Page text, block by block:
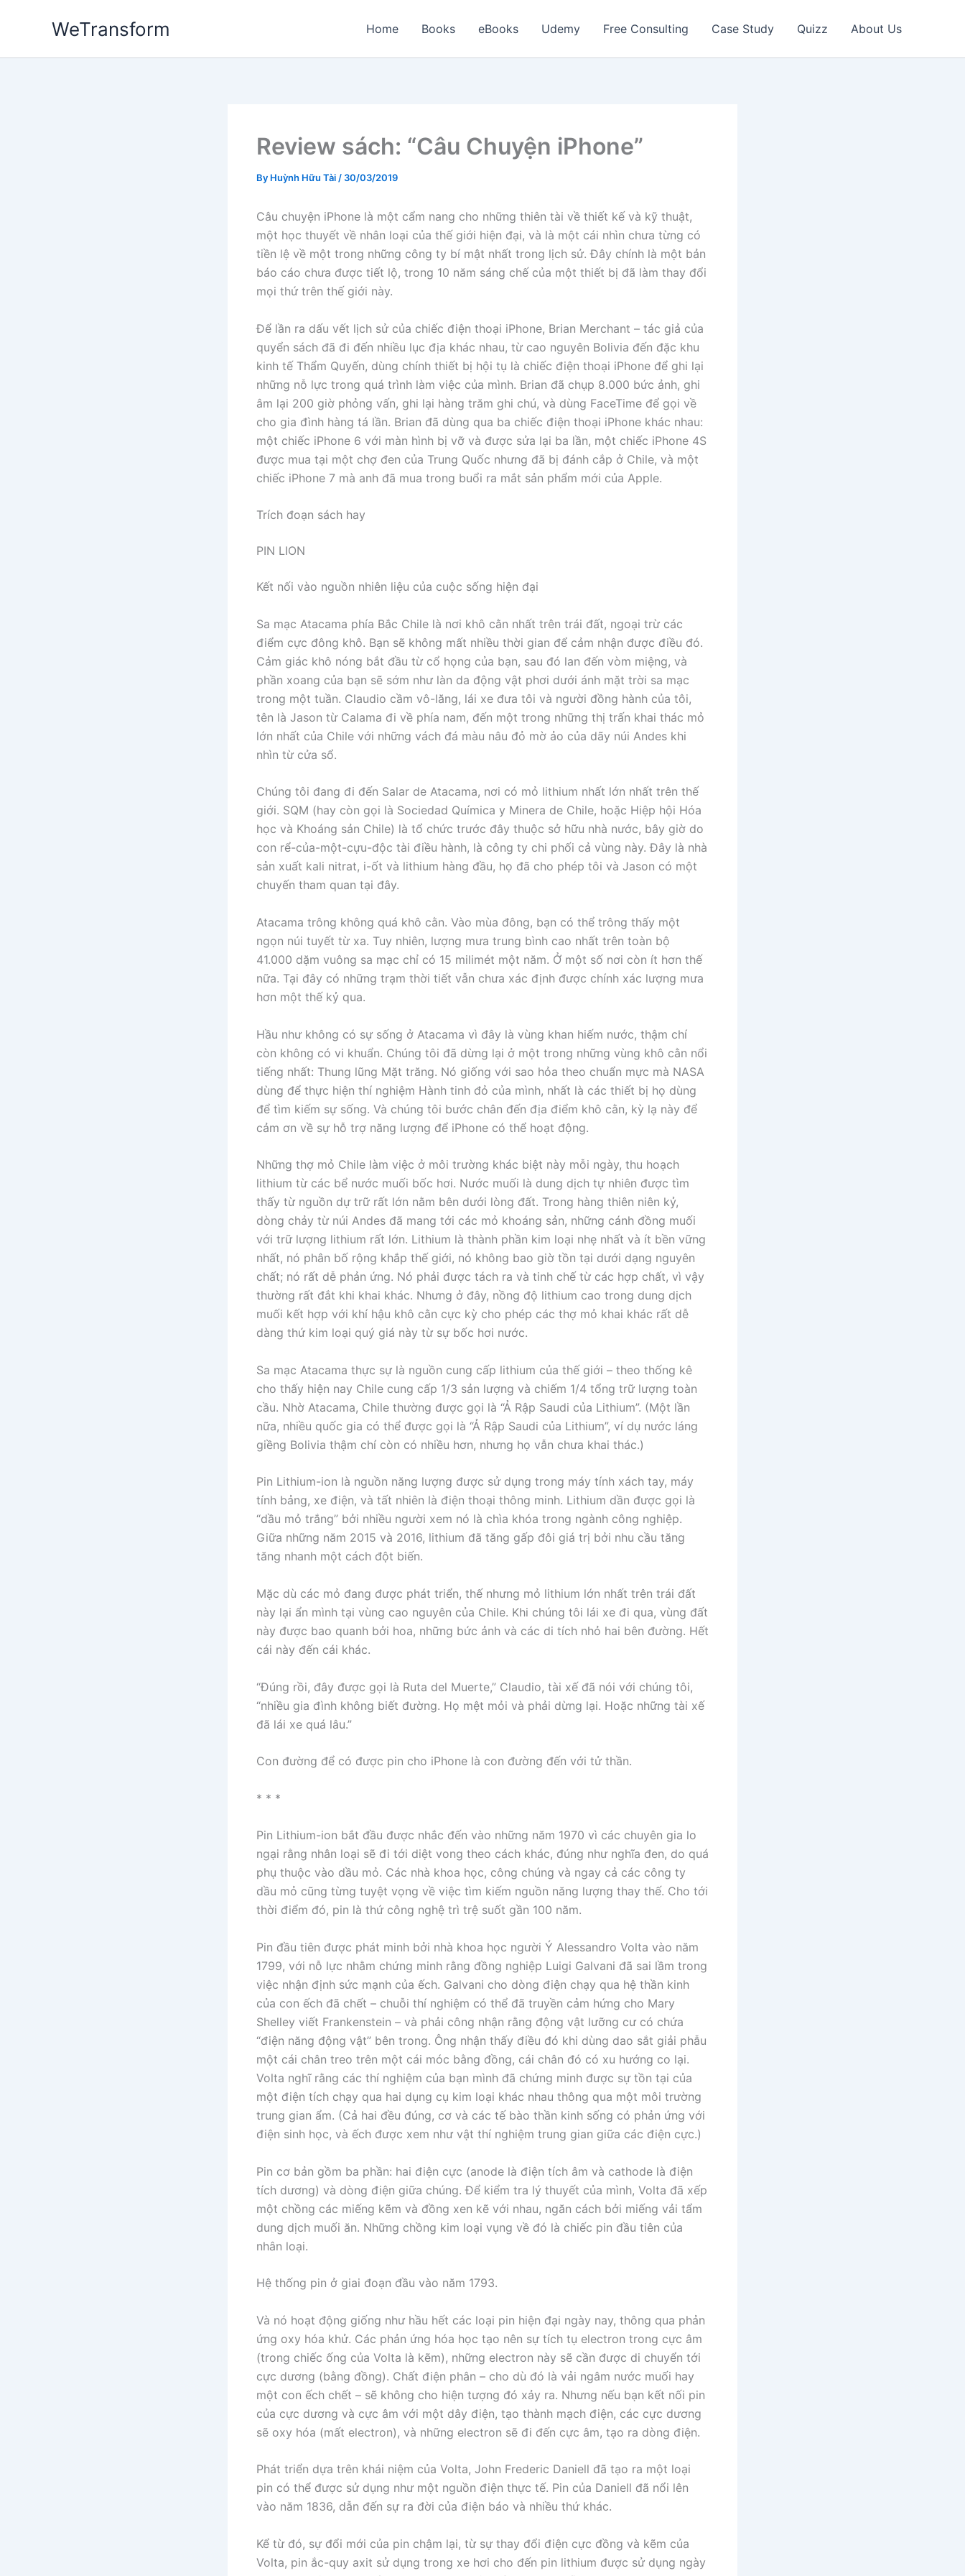
WeTransform Home Books eBooks Udemy Free Consulting Case Study Quizz About Us
Review sách: “Câu Chuyện iPhone”
By Huỳnh Hữu Tài / 30/03/2019
Câu chuyện iPhone là một cẩm nang cho những thiên tài về thiết kế và kỹ thuật,
một học thuyết về nhân loại của thế giới hiện đại, và là một cái nhìn chưa từng có
tiền lệ về một trong những công ty bí mật nhất trong lịch sử. Đây chính là một bản
báo cáo chưa được tiết lộ, trong 10 năm sáng chế của một thiết bị đã làm thay đổi
mọi thứ trên thế giới này.
Để lần ra dấu vết lịch sử của chiếc điện thoại iPhone, Brian Merchant – tác giả của
quyển sách đã đi đến nhiều lục địa khác nhau, từ cao nguyên Bolivia đến đặc khu
kinh tế Thẩm Quyến, dùng chính thiết bị hội tụ là chiếc điện thoại iPhone để ghi lại
những nỗ lực trong quá trình làm việc của mình. Brian đã chụp 8.000 bức ảnh, ghi
âm lại 200 giờ phỏng vấn, ghi lại hàng trăm ghi chú, và dùng FaceTime để gọi về
cho gia đình hàng tá lần. Brian đã dùng qua ba chiếc điện thoại iPhone khác nhau:
một chiếc iPhone 6 với màn hình bị vỡ và được sửa lại ba lần, một chiếc iPhone 4S
được mua tại một chợ đen của Trung Quốc nhưng đã bị đánh cắp ở Chile, và một
chiếc iPhone 7 mà anh đã mua trong buổi ra mắt sản phẩm mới của Apple.
Trích đoạn sách hay
PIN LION
Kết nối vào nguồn nhiên liệu của cuộc sống hiện đại
Sa mạc Atacama phía Bắc Chile là nơi khô cằn nhất trên trái đất, ngoại trừ các
điểm cực đông khô. Bạn sẽ không mất nhiều thời gian để cảm nhận được điều đó.
Cảm giác khô nóng bắt đầu từ cổ họng của bạn, sau đó lan đến vòm miệng, và
phần xoang của bạn sẽ sớm như làn da động vật phơi dưới ánh mặt trời sa mạc
trong một tuần. Claudio cầm vô-lăng, lái xe đưa tôi và người đồng hành của tôi,
tên là Jason từ Calama đi về phía nam, đến một trong những thị trấn khai thác mỏ
lớn nhất của Chile với những vách đá màu nâu đỏ mờ ảo của dãy núi Andes khi
nhìn từ cửa sổ.
Chúng tôi đang đi đến Salar de Atacama, nơi có mỏ lithium nhất lớn nhất trên thế
giới. SQM (hay còn gọi là Sociedad Química y Minera de Chile, hoặc Hiệp hội Hóa
học và Khoáng sản Chile) là tổ chức trước đây thuộc sở hữu nhà nước, bây giờ do
con rể-của-một-cựu-độc tài điều hành, là công ty chi phối cả vùng này. Đây là nhà
sản xuất kali nitrat, i-ốt và lithium hàng đầu, họ đã cho phép tôi và Jason có một
chuyến tham quan tại đây.
Atacama trông không quá khô cằn. Vào mùa đông, bạn có thể trông thấy một
ngọn núi tuyết từ xa. Tuy nhiên, lượng mưa trung bình cao nhất trên toàn bộ
41.000 dặm vuông sa mạc chỉ có 15 milimét một năm. Ở một số nơi còn ít hơn thế
nữa. Tại đây có những trạm thời tiết vẫn chưa xác định được chính xác lượng mưa
hơn một thế kỷ qua.
Hầu như không có sự sống ở Atacama vì đây là vùng khan hiếm nước, thậm chí
còn không có vi khuẩn. Chúng tôi đã dừng lại ở một trong những vùng khô cằn nổi
tiếng nhất: Thung lũng Mặt trăng. Nó giống với sao hỏa theo chuẩn mực mà NASA
dùng để thực hiện thí nghiệm Hành tinh đỏ của mình, nhất là các thiết bị họ dùng
để tìm kiếm sự sống. Và chúng tôi bước chân đến địa điểm khô cằn, kỳ lạ này để
cảm ơn về sự hỗ trợ năng lượng để iPhone có thể hoạt động.
Những thợ mỏ Chile làm việc ở môi trường khác biệt này mỗi ngày, thu hoạch
lithium từ các bể nước muối bốc hơi. Nước muối là dung dịch tự nhiên được tìm
thấy từ nguồn dự trữ rất lớn nằm bên dưới lòng đất. Trong hàng thiên niên kỷ,
dòng chảy từ núi Andes đã mang tới các mỏ khoáng sản, những cánh đồng muối
với trữ lượng lithium rất lớn. Lithium là thành phần kim loại nhẹ nhất và ít bền vững
nhất, nó phân bố rộng khắp thế giới, nó không bao giờ tồn tại dưới dạng nguyên
chất; nó rất dễ phản ứng. Nó phải được tách ra và tinh chế từ các hợp chất, vì vậy
thường rất đắt khi khai khác. Nhưng ở đây, nồng độ lithium cao trong dung dịch
muối kết hợp với khí hậu khô cằn cực kỳ cho phép các thợ mỏ khai khác rất dễ
dàng thứ kim loại quý giá này từ sự bốc hơi nước.
Sa mạc Atacama thực sự là nguồn cung cấp lithium của thế giới – theo thống kê
cho thấy hiện nay Chile cung cấp 1/3 sản lượng và chiếm 1/4 tổng trữ lượng toàn
cầu. Nhờ Atacama, Chile thường được gọi là “Ả Rập Saudi của Lithium”. (Một lần
nữa, nhiều quốc gia có thể được gọi là “Ả Rập Saudi của Lithium”, ví dụ nước láng
giềng Bolivia thậm chí còn có nhiều hơn, nhưng họ vẫn chưa khai thác.)
Pin Lithium-ion là nguồn năng lượng được sử dụng trong máy tính xách tay, máy
tính bảng, xe điện, và tất nhiên là điện thoại thông minh. Lithium dần được gọi là
“dầu mỏ trắng” bởi nhiều người xem nó là chìa khóa trong ngành công nghiệp.
Giữa những năm 2015 và 2016, lithium đã tăng gấp đôi giá trị bởi nhu cầu tăng
tăng nhanh một cách đột biến.
Mặc dù các mỏ đang được phát triển, thế nhưng mỏ lithium lớn nhất trên trái đất
này lại ẩn mình tại vùng cao nguyên của Chile. Khi chúng tôi lái xe đi qua, vùng đất
này được bao quanh bởi hoa, những bức ảnh và các di tích nhỏ hai bên đường. Hết
cái này đến cái khác.
“Đúng rồi, đây được gọi là Ruta del Muerte,” Claudio, tài xế đã nói với chúng tôi,
“nhiều gia đình không biết đường. Họ mệt mỏi và phải dừng lại. Hoặc những tài xế
đã lái xe quá lâu.”
Con đường để có được pin cho iPhone là con đường đến với tử thần.
* * *
Pin Lithium-ion bắt đầu được nhắc đến vào những năm 1970 vì các chuyên gia lo
ngại rằng nhân loại sẽ đi tới diệt vong theo cách khác, đúng như nghĩa đen, do quá
phụ thuộc vào dầu mỏ. Các nhà khoa học, công chúng và ngay cả các công ty
dầu mỏ cũng từng tuyệt vọng về việc tìm kiếm nguồn năng lượng thay thế. Cho tới
thời điểm đó, pin là thứ công nghệ trì trệ suốt gần 100 năm.
Pin đầu tiên được phát minh bởi nhà khoa học người Ý Alessandro Volta vào năm
1799, với nỗ lực nhằm chứng minh rằng đồng nghiệp Luigi Galvani đã sai lầm trong
việc nhận định sức mạnh của ếch. Galvani cho dòng điện chạy qua hệ thần kinh
của con ếch đã chết – chuỗi thí nghiệm có thể đã truyền cảm hứng cho Mary
Shelley viết Frankenstein – và phải công nhận rằng động vật lưỡng cư có chứa
“điện năng động vật” bên trong. Ông nhận thấy điều đó khi dùng dao sắt giải phẫu
một cái chân treo trên một cái móc bằng đồng, cái chân đó có xu hướng co lại.
Volta nghĩ rằng các thí nghiệm của bạn mình đã chứng minh được sự tồn tại của
một điện tích chạy qua hai dụng cụ kim loại khác nhau thông qua một môi trường
trung gian ẩm. (Cả hai đều đúng, cơ và các tế bào thần kinh sống có phản ứng với
điện sinh học, và ếch được xem như vật thí nghiệm trung gian giữa các điện cực.)
Pin cơ bản gồm ba phần: hai điện cực (anode là điện tích âm và cathode là điện
tích dương) và dòng điện giữa chúng. Để kiểm tra lý thuyết của mình, Volta đã xếp
một chồng các miếng kẽm và đồng xen kẽ với nhau, ngăn cách bởi miếng vải tẩm
dung dịch muối ăn. Những chồng kim loại vụng về đó là chiếc pin đầu tiên của
nhân loại.
Hệ thống pin ở giai đoạn đầu vào năm 1793.
Và nó hoạt động giống như hầu hết các loại pin hiện đại ngày nay, thông qua phản
ứng oxy hóa khử. Các phản ứng hóa học tạo nên sự tích tụ electron trong cực âm
(trong chiếc ống của Volta là kẽm), những electron này sẽ cần được di chuyển tới
cực dương (bằng đồng). Chất điện phân – cho dù đó là vải ngâm nước muối hay
một con ếch chết – sẽ không cho hiện tượng đó xảy ra. Nhưng nếu bạn kết nối pin
của cực dương và cực âm với một dây điện, tạo thành mạch điện, các cực dương
sẽ oxy hóa (mất electron), và những electron sẽ đi đến cực âm, tạo ra dòng điện.
Phát triển dựa trên khái niệm của Volta, John Frederic Daniell đã tạo ra một loại
pin có thể được sử dụng như một nguồn điện thực tế. Pin của Daniell đã nổi lên
vào năm 1836, dẫn đến sự ra đời của điện báo và nhiều thứ khác.
Kể từ đó, sự đổi mới của pin chậm lại, từ sự thay đổi điện cực đồng và kẽm của
Volta, pin ắc-quy axit sử dụng trong xe hơi cho đến pin lithium được sử dụng ngày